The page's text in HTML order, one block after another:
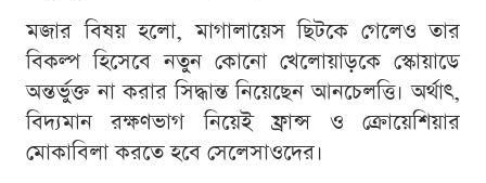
মজার বিষয় হলো, মাগালায়েস ছিটকে গেলেও তার
বিকল্প হিসেবে নতুন কোনো খেলোয়াড়কে স্কোয়াডে
অন্তর্ভুক্ত না করার সিদ্ধান্ত নিয়েছেন আনচেলত্তি। অর্থাৎ,
বিদ্যমান রক্ষণভাগ নিয়েই ফ্রান্স ও ক্রোয়েশিয়ার
মোকাবিলা করতে হবে সেলেসাওদের।